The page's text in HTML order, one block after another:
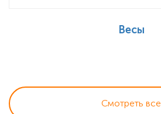
Весы
Смотреть все